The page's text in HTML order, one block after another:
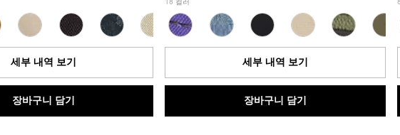
세부 내역 보기
장바구니 담기
중
0.0
개
니
세부 내역 보기
장바구니 담기